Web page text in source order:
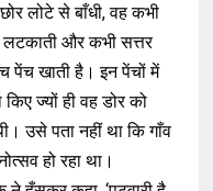
लोटे से बाँधी, वह कभी
और कभी सत्तर
पेंच खाती है। इन पेंचों में
ज्यों ही वह डोर को
उसे पता नहीं था कि गाँव
हो रहा था।